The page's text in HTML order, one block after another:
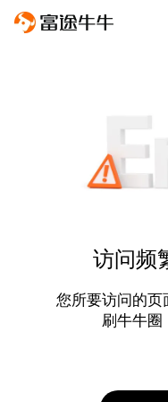
访问频
您所要访问的页
刷牛牛圈